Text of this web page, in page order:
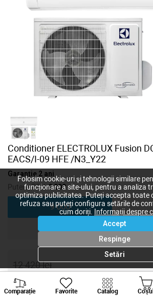
Conditioner ELECTROLUX Fusion
EACS/I-09 HFE /N3_Y22
Garanție 2 ani
Putere, BTU:9 000
9 000
12 420lei
9 315
Comparație Favorite Catalog Coșul
Folosim cookie-uri și tehnologii similare
funcționare a site-ului, pentru a analiza
optimiza publicitatea. Puteți accepta toate
refuza sau puteți configura setările de
cum doriți.
Informații despre
Accept
Respinge
Setări